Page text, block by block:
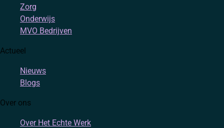
Zorg
Onderwijs
MVO Bedrijven
Actueel
Nieuws
Blogs
Over ons
Over Het Echte Werk